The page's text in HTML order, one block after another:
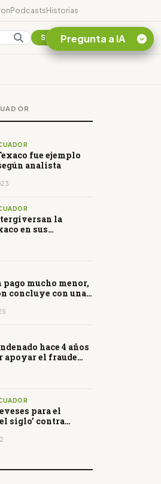
PodcastsHistorias
Suscribirse
fue ejemplo
analista
tergiversan la
en sus
pago mucho menor,
concluye con una
hace 4 años
apoyar el fraude
para el
siglo’ contra
Pregunta a IA